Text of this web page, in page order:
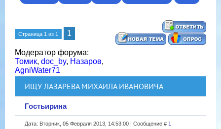
Страница 1 из 1 1
Модератор форума:
Томик, doc_by, Назаров,
AgniWater71
ИЩУ ЛАЗАРЕВА МИХАИЛА ИВАНОВИЧА
Гостьирина
Дата: Вторник, 05 Февраля 2013, 14:53:00 | Сообщение # 1